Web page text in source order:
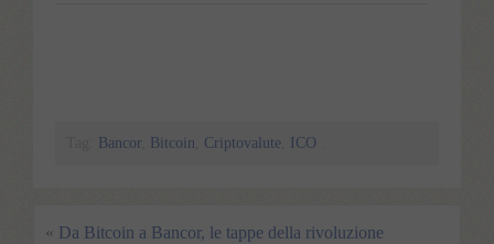
Bancor Bitcoin Criptovalute ICO
« Da Bitcoin a Bancor, le tappe della rivoluzione